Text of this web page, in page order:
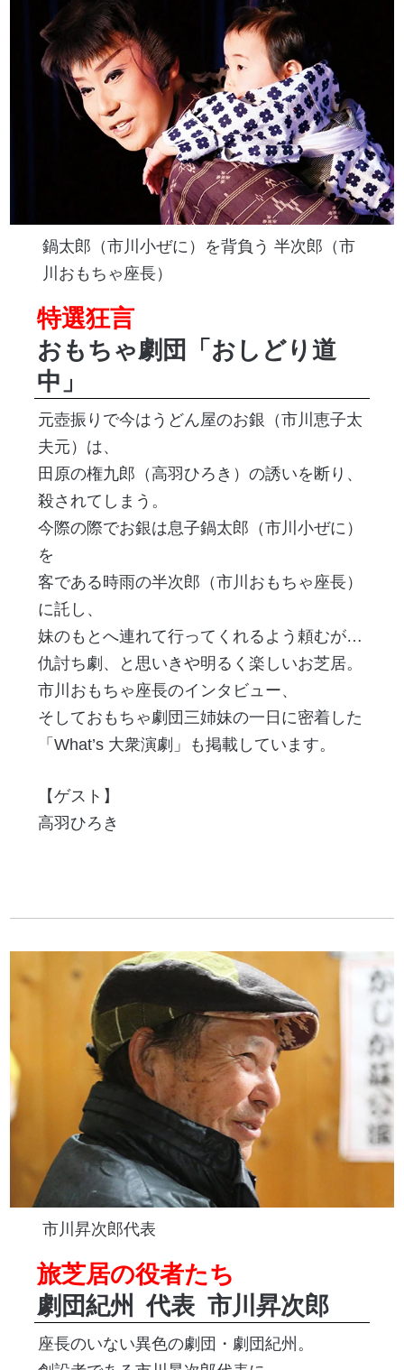
鍋太郎（市川小ぜに）を背負う 半次郎（市
川おもちゃ座長）
特選狂言
おもちゃ劇団「おしどり道
中」
元壺振りで今はうどん屋のお銀（市川恵子太
夫元）は、
田原の権九郎（高羽ひろき）の誘いを断り、
殺されてしまう。
今際の際でお銀は息子鍋太郎（市川小ぜに）
を
客である時雨の半次郎（市川おもちゃ座長）
に託し、
妹のもとへ連れて行ってくれるよう頼むが…
仇討ち劇、と思いきや明るく楽しいお芝居。
市川おもちゃ座長のインタビュー、
そしておもちゃ劇団三姉妹の一日に密着した
「What’s 大衆演劇」も掲載しています。
【ゲスト】
高羽ひろき
市川昇次郎代表
旅芝居の役者たち
劇団紀州
代表 市川昇次郎
座長のいない異色の劇団・劇団紀州。